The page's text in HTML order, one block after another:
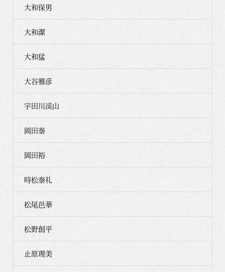
大和保男
大和潔
大和猛
大谷雅彦
宇田川渓山
岡田泰
岡田裕
時松泰礼
松尾邑華
松野創平
止原理美